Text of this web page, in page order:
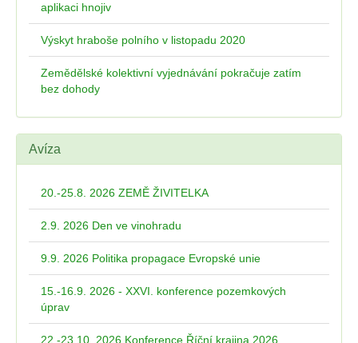
aplikaci hnojiv
Výskyt hraboše polního v listopadu 2020
Zemědělské kolektivní vyjednávání pokračuje zatím
bez dohody
Avíza
20.-25.8. 2026 ZEMĚ ŽIVITELKA
2.9. 2026 Den ve vinohradu
9.9. 2026 Politika propagace Evropské unie
15.-16.9. 2026 - XXVI. konference pozemkových
úprav
22.-23.10. 2026 Konference Říční krajina 2026